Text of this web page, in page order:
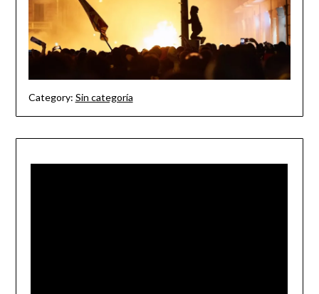
Category: Sin categoría